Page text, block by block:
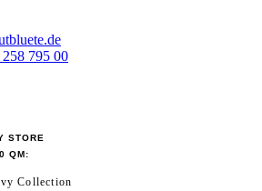
795 00
STORE
QM:
Collection